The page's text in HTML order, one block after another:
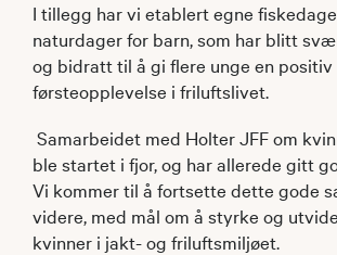
I tillegg har vi etablert egne
naturdager for barn, som har blitt
og bidratt til å gi flere unge en positiv
førsteopplevelse i friluftslivet.
Samarbeidet med Holter JFF om
ble startet i fjor, og har allerede gitt
Vi kommer til å fortsette dette gode
videre, med mål om å styrke og
kvinner i jakt- og friluftsmiljøet.